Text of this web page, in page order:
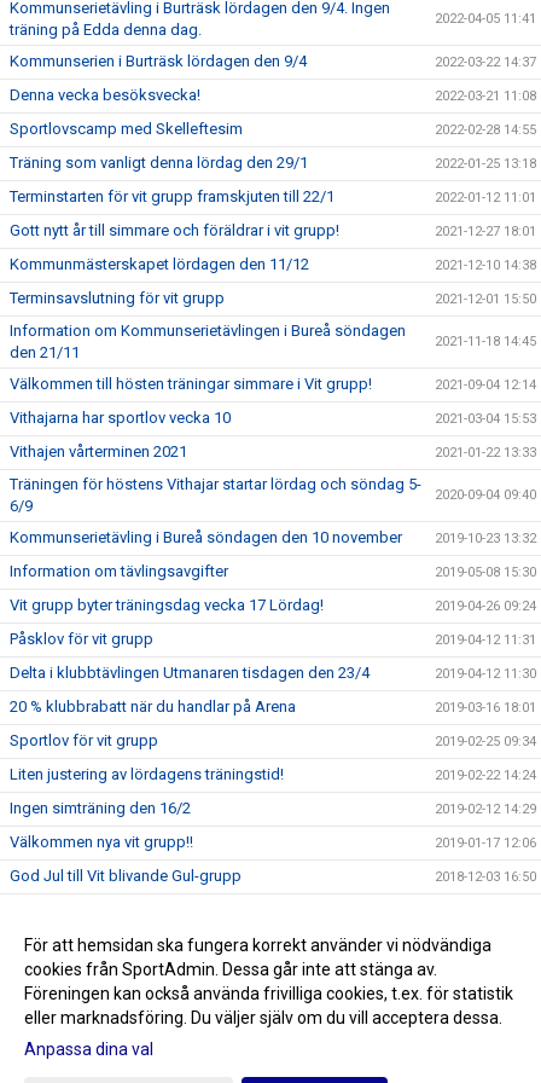
Kommunserietävling i Burträsk lördagen den 9/4. Ingen
träning på Edda denna dag.
2022-04-05 11:41
Kommunserien i Burträsk lördagen den 9/4 2022-03-22 14:37
Denna vecka besöksvecka! 2022-03-21 11:08
Sportlovscamp med Skelleftesim 2022-02-28 14:55
Träning som vanligt denna lördag den 29/1 2022-01-25 13:18
Terminstarten för vit grupp framskjuten till 22/1 2022-01-12 11:01
Gott nytt år till simmare och föräldrar i vit grupp! 2021-12-27 18:01
Kommunmästerskapet lördagen den 11/12 2021-12-10 14:38
Terminsavslutning för vit grupp 2021-12-01 15:50
Information om Kommunserietävlingen i Bureå söndagen
den 21/11
2021-11-18 14:45
Välkommen till hösten träningar simmare i Vit grupp! 2021-09-04 12:14
Vithajarna har sportlov vecka 10 2021-03-04 15:53
Vithajen vårterminen 2021 2021-01-22 13:33
Träningen för höstens Vithajar startar lördag och söndag 5-
6/9
2020-09-04 09:40
Kommunserietävling i Bureå söndagen den 10 november 2019-10-23 13:32
Information om tävlingsavgifter 2019-05-08 15:30
Vit grupp byter träningsdag vecka 17 Lördag! 2019-04-26 09:24
Påsklov för vit grupp 2019-04-12 11:31
Delta i klubbtävlingen Utmanaren tisdagen den 23/4 2019-04-12 11:30
20 % klubbrabatt när du handlar på Arena 2019-03-16 18:01
Sportlov för vit grupp 2019-02-25 09:34
Liten justering av lördagens träningstid! 2019-02-22 14:24
Ingen simträning den 16/2 2019-02-12 14:29
Välkommen nya vit grupp!! 2019-01-17 12:06
God Jul till Vit blivande Gul-grupp 2018-12-03 16:50
Ingen träning den 7/10 2018-10-01 10:42
Simträningar för vit grupp 2018-09-06 13:18
För att hemsidan ska fungera korrekt använder vi nödvändiga
cookies från SportAdmin. Dessa går inte att stänga av.
Föreningen kan också använda frivilliga cookies, t.ex. för statistik
eller marknadsföring. Du väljer själv om du vill acceptera dessa.
Anpassa dina val